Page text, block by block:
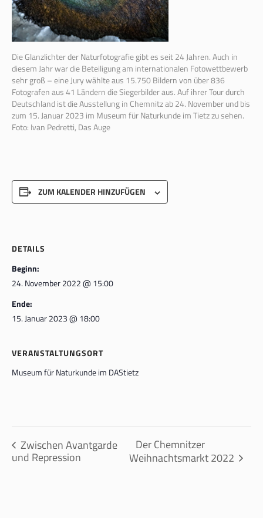
Die Glanzlichter der Naturfotografie gibt es seit 24 Jahren. Auch in
diesem Jahr war die Beteiligung am internationalen Fotowettbewerb
sehr groß – eine Jury wählte aus 15.750 Bildern von über 836
Fotografen aus 41 Ländern die Siegerbilder aus. Auf ihrer Tour durch
Deutschland ist die Ausstellung in Chemnitz ab 24. November und bis
zum 15. Januar 2023 im Museum für Naturkunde im Tietz zu sehen.
Foto: Ivan Pedretti, Das Auge
ZUM KALENDER HINZUFÜGEN
DETAILS
Beginn:
24. November 2022 @ 15:00
Ende:
15. Januar 2023 @ 18:00
VERANSTALTUNGSORT
Museum für Naturkunde im DAStietz
Zwischen Avantgarde
und Repression
Der Chemnitzer
Weihnachtsmarkt 2022